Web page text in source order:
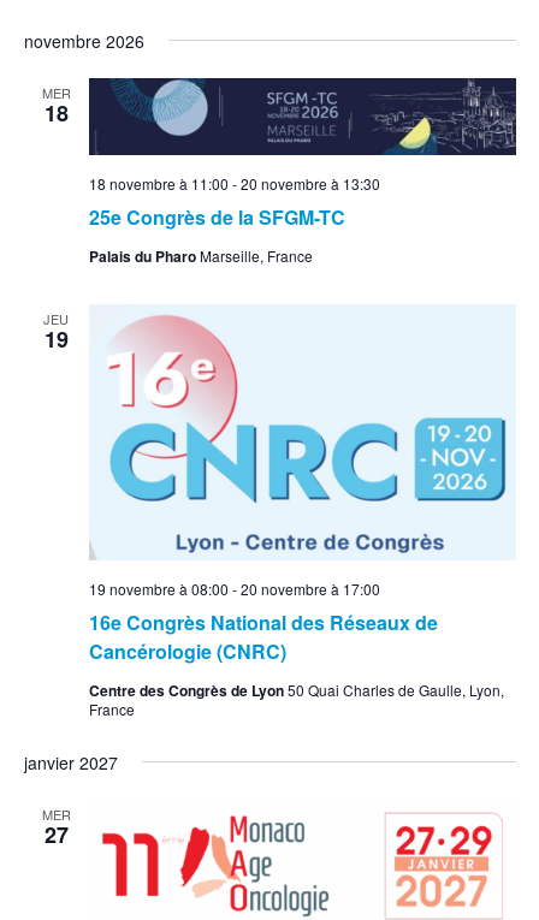
novembre 2026
MER
18
25e Congrès de la SFGM-TC
18 novembre à 11:00 -20 novembre à 13:30
Palais du PharoMarseille, France
JEU
19
16e Congrès National des Réseaux de
Cancérologie (CNRC)
19 novembre à 08:00 -20 novembre à 17:00
Centre des Congrès de Lyon50 Quai Charles de Gaulle, Lyon,
France
janvier 2027
MER
27